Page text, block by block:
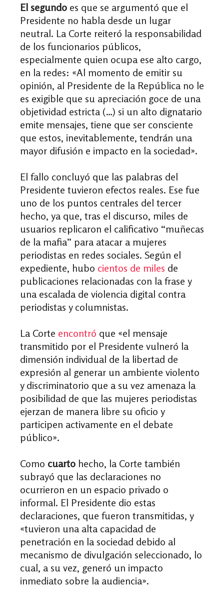
El segundo es que se argumentó que el
Presidente no habla desde un lugar
neutral. La Corte reiteró la responsabilidad
de los funcionarios públicos,
especialmente quien ocupa ese alto cargo,
en la redes: «Al momento de emitir su
opinión, al Presidente de la República no le
es exigible que su apreciación goce de una
objetividad estricta (…) si un alto dignatario
emite mensajes, tiene que ser consciente
que estos, inevitablemente, tendrán una
mayor difusión e impacto en la sociedad».
El fallo concluyó que las palabras del
Presidente tuvieron efectos reales. Ese fue
uno de los puntos centrales del tercer
hecho, ya que, tras el discurso, miles de
usuarios replicaron el calificativo “muñecas
de la mafia” para atacar a mujeres
periodistas en redes sociales. Según el
expediente, hubo cientos de miles de
publicaciones relacionadas con la frase y
una escalada de violencia digital contra
periodistas y columnistas.
La Corte encontró que «el mensaje
transmitido por el Presidente vulneró la
dimensión individual de la libertad de
expresión al generar un ambiente violento
y discriminatorio que a su vez amenaza la
posibilidad de que las mujeres periodistas
ejerzan de manera libre su oficio y
participen activamente en el debate
público».
Como cuarto hecho, la Corte también
subrayó que las declaraciones no
ocurrieron en un espacio privado o
informal. El Presidente dio estas
declaraciones, que fueron transmitidas, y
«tuvieron una alta capacidad de
penetración en la sociedad debido al
mecanismo de divulgación seleccionado, lo
cual, a su vez, generó un impacto
inmediato sobre la audiencia».